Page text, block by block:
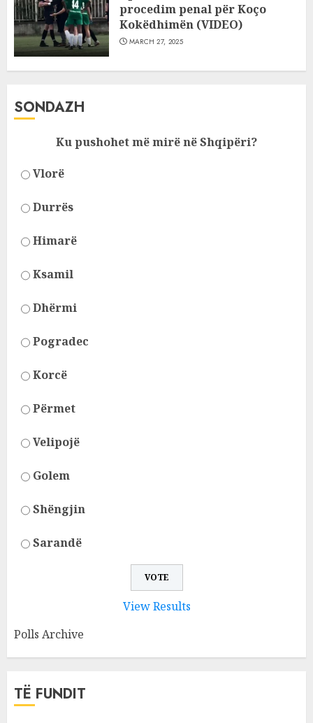
procedim penal për Koço
Kokëdhimën (VIDEO)
MARCH 27, 2025
SONDAZH
Ku pushohet më mirë në Shqipëri?
Vlorë
Durrës
Himarë
Ksamil
Dhërmi
Pogradec
Korcë
Përmet
Velipojë
Golem
Shëngjin
Sarandë
View Results
Polls Archive
TË FUNDIT